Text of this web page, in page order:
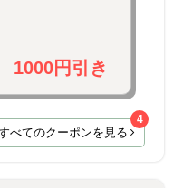
1000円引き
べてのクーポンを見る
4